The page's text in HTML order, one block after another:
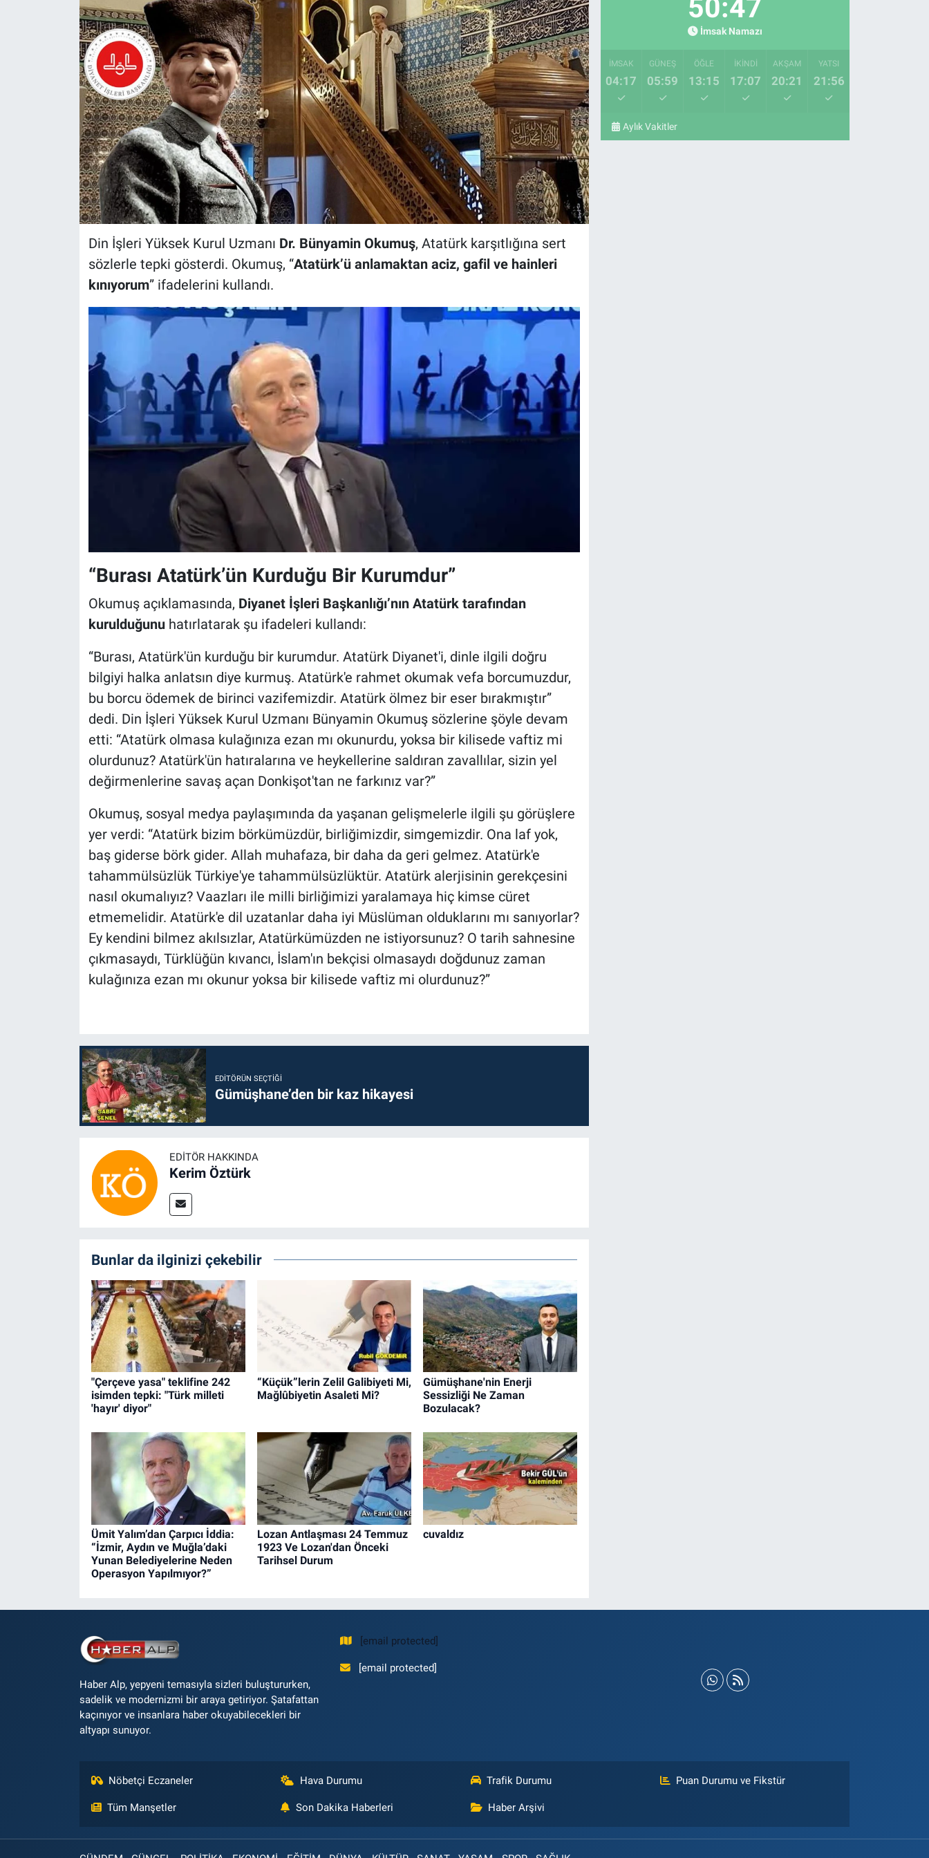
Din İşleri Yüksek Kurul Uzmanı Dr. Bünyamin Okumuş, Atatürk karşıtlığına sert
sözlerle tepki gösterdi. Okumuş, “Atatürk’ü anlamaktan aciz, gafil ve hainleri
kınıyorum” ifadelerini kullandı.
“Burası Atatürk’ün Kurduğu Bir Kurumdur”
Okumuş açıklamasında, Diyanet İşleri Başkanlığı’nın Atatürk tarafından
kurulduğunuhatırlatarak şu ifadeleri kullandı:
“Burası, Atatürk'ün kurduğu bir kurumdur. Atatürk Diyanet'i, dinle ilgili doğru
bilgiyi halka anlatsın diye kurmuş. Atatürk'e rahmet okumak vefa borcumuzdur,
bu borcu ödemek de birinci vazifemizdir. Atatürk ölmez bir eser bırakmıştır”
dedi. Din İşleri Yüksek Kurul Uzmanı Bünyamin Okumuş sözlerine şöyle devam
etti: “Atatürk olmasa kulağınıza ezan mı okunurdu, yoksa bir kilisede vaftiz mi
olurdunuz? Atatürk'ün hatıralarına ve heykellerine saldıran zavallılar, sizin yel
değirmenlerine savaş açan Donkişot'tan ne farkınız var?”
Okumuş, sosyal medya paylaşımında da yaşanan gelişmelerle ilgili şu görüşlere
yer verdi: “Atatürk bizim börkümüzdür, birliğimizdir, simgemizdir. Ona laf yok,
baş giderse börk gider. Allah muhafaza, bir daha da geri gelmez. Atatürk'e
tahammülsüzlük Türkiye'ye tahammülsüzlüktür. Atatürk alerjisinin gerekçesini
nasıl okumalıyız? Vaazları ile milli birliğimizi yaralamaya hiç kimse cüret
etmemelidir. Atatürk'e dil uzatanlar daha iyi Müslüman olduklarını mı sanıyorlar?
Ey kendini bilmez akılsızlar, Atatürkümüzden ne istiyorsunuz? O tarih sahnesine
çıkmasaydı, Türklüğün kıvancı, İslam'ın bekçisi olmasaydı doğdunuz zaman
kulağınıza ezan mı okunur yoksa bir kilisede vaftiz mi olurdunuz?”
EDITÖRÜN SEÇTIĞI
Gümüşhane’den bir kaz hikayesi
EDITÖR HAKKINDA
Kerim Öztürk
Bunlar da ilginizi çekebilir
"Çerçeve yasa" teklifine 242
isimden tepki: "Türk milleti
'hayır' diyor"
“Küçük”lerin Zelil Galibiyeti Mi,
Mağlûbiyetin Asaleti Mi?
Gümüşhane'nin Enerji
Sessizliği Ne Zaman
Bozulacak?
Ümit Yalım’dan Çarpıcı İddia:
“İzmir, Aydın ve Muğla’daki
Yunan Belediyelerine Neden
Operasyon Yapılmıyor?”
Lozan Antlaşması 24 Temmuz
1923 Ve Lozan'dan Önceki
Tarihsel Durum
cuvaldız
50:46
İmsak Namazı
İMSAK
04:17
GÜNEŞ
05:59
ÖĞLE
13:15
İKINDI
17:07
AKŞAM
20:21
YATSI
21:56
Aylık Vakitler
Haber Alp, yepyeni temasıyla sizleri buluştururken,
sadelik ve modernizmi bir araya getiriyor. Şatafattan
kaçınıyor ve insanlara haber okuyabilecekleri bir
altyapı sunuyor.
[email protected]
[email protected]
Nöbetçi Eczaneler Hava Durumu Trafik Durumu Puan Durumu ve Fikstür
Tüm Manşetler Son Dakika Haberleri Haber Arşivi